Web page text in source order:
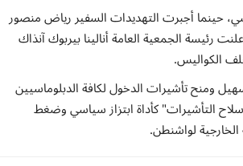
حينما أجبرت التهديدات السفير رياض منصور
الجمعية العامة أنالينا بيربوك آنذاك
الكواليس.
ومنح تأشيرات الدخول لكافة الدبلوماسيين
التأشيرات" كأداة ابتزاز سياسي وضغط
لواشنطن.